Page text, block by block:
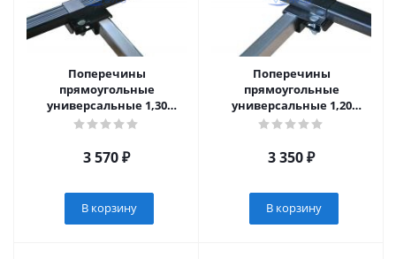
Поперечины
прямоугольные
универсальные 1,30
(10010111)
3 570₽
В корзину
Поперечины
прямоугольные
универсальные 1,20
(10010110)
3 350₽
В корзину